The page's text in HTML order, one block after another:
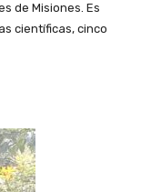
de Misiones. Es
científicas, cinco